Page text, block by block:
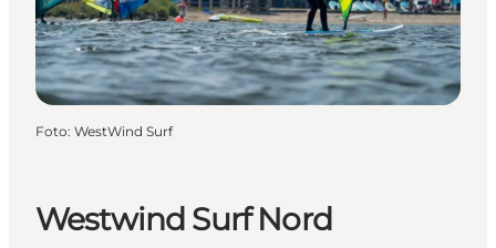
Planlæg din ferie
Westwind Surf Nord
Foto: WestWind Surf